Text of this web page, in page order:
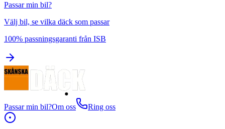
Passar min bil?
Välj bil, se vilka däck som passar
100% passningsgaranti från ISB
Passar min bil?Om oss Ring oss